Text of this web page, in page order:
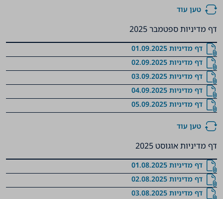
טען עוד
דף מדיניות ספטמבר 2025
‏‏‏‏‏‏‏‏‏‏‏‏‏‏‏‏‏‏‏‏‏‏‏‏‏‏‏‏‏‏‏‏‏‏‏‏‏‏‏‏‏‏‏‏‏‏‏‏‏‏‏‏‏‏‏‏‏‏‏‏דף מדיניות 01.09.2025
‏‏‏‏‏‏‏‏‏‏‏‏‏‏‏‏‏‏‏‏‏‏‏‏‏‏‏‏‏‏‏‏‏‏‏‏‏‏‏‏‏‏‏‏‏‏‏‏‏‏‏‏‏‏‏‏‏‏‏‏דף מדיניות 02.09.2025
‏‏‏‏‏‏‏‏‏‏‏‏‏‏‏‏‏‏‏‏‏‏‏‏‏‏‏‏‏‏‏‏‏‏‏‏‏‏‏‏‏‏‏‏‏‏‏‏‏‏‏‏‏‏‏‏‏‏‏‏דף מדיניות 03.09.2025
‏‏‏‏‏‏‏‏‏‏‏‏‏‏‏‏‏‏‏‏‏‏‏‏‏‏‏‏‏‏‏‏‏‏‏‏‏‏‏‏‏‏‏‏‏‏‏‏‏‏‏‏‏‏‏‏‏‏‏‏דף מדיניות 04.09.2025
‏‏‏‏‏‏‏‏‏‏‏‏‏‏‏‏‏‏‏‏‏‏‏‏‏‏‏‏‏‏‏‏‏‏‏‏‏‏‏‏‏‏‏‏‏‏‏‏‏‏‏‏‏‏‏‏‏‏‏‏דף מדיניות 05.09.2025
טען עוד
דף מדיניות אוגוסט 2025
‏‏‏‏‏‏‏‏‏‏‏‏‏‏‏‏‏‏‏‏‏‏‏‏‏‏‏‏‏‏‏‏‏‏‏‏‏‏‏‏‏‏‏‏‏‏‏‏‏‏‏‏‏‏דף מדיניות 01.08.2025
‏‏‏‏‏‏‏‏‏‏‏‏‏‏‏‏‏‏‏‏‏‏‏‏‏‏‏‏‏‏‏‏‏‏‏‏‏‏‏‏‏‏‏‏‏‏‏‏‏‏‏‏‏‏דף מדיניות 02.08.2025
‏‏‏‏‏‏‏‏‏‏‏‏‏‏‏‏‏‏‏‏‏‏‏‏‏‏‏‏‏‏‏‏‏‏‏‏‏‏‏‏‏‏‏‏‏‏‏‏‏‏‏‏‏‏‏‏דף מדיניות 03.08.2025